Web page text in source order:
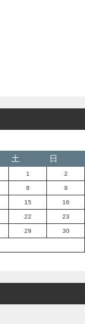
土 日
1 2
8 9
15 16
22 23
29 30